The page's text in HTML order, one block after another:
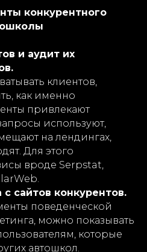
конкурентного
и аудит их
клиентов,
как именно
привлекают
используют,
на лендингах,
Для этого
вроде Serpstat,
с сайтов конкурентов.
поведенческой
можно показывать
которые
автошкол.